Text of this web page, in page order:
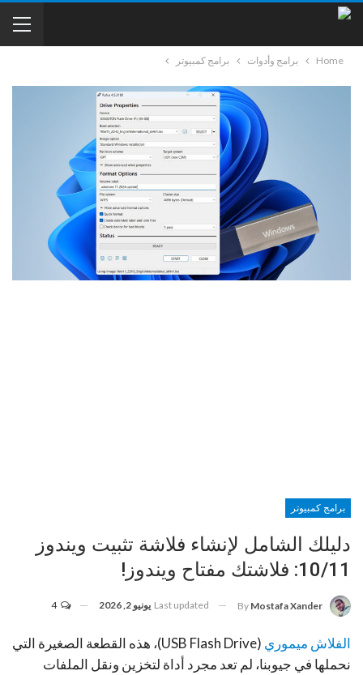
Home برامج وأدوات برامج كمبيوتر
برامج كمبيوتر
دليلك الشامل لإنشاء فلاشة تثبيت ويندوز
10/11: فلاشتك مفتاح ويندوز!
By Mostafa Xander
Last updated يونيو 2, 2026 4
الفلاش ميموري
(USB Flash Drive)، هذه القطعة الصغيرة التي
نحملها في جيوبنا، لم تعد مجرد أداة لتخزين ونقل الملفات